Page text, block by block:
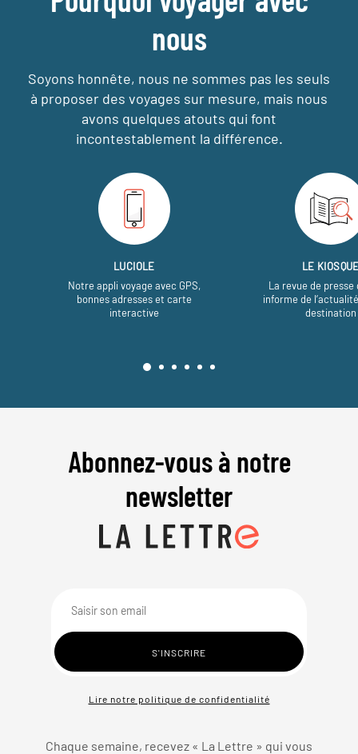
nous
Soyons honnête, nous ne sommes pas les seuls
à proposer des voyages sur mesure, mais nous
avons quelques atouts qui font
incontestablement la différence.
LUCIOLE
Notre appli voyage avec GPS,
bonnes adresses et carte
interactive
LE
La revue de presse
informe de
destination
Abonnez-vous à notre
newsletter
Lire notre politique de confidentialité
Chaque semaine, recevez « La Lettre » qui vous